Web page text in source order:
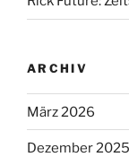
ARCHIV
März 2026
Dezember 2025